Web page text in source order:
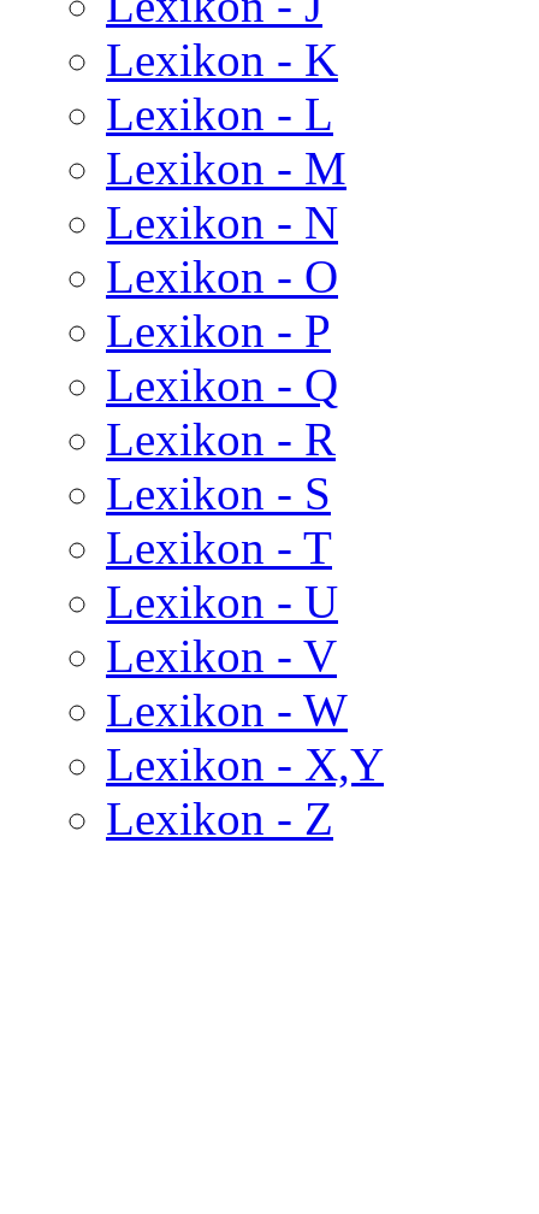
Lexikon - K
Lexikon - L
Lexikon - M
Lexikon - N
Lexikon - O
Lexikon - P
Lexikon - Q
Lexikon - R
Lexikon - S
Lexikon - T
Lexikon - U
Lexikon - V
Lexikon - W
Lexikon - X,Y
Lexikon - Z